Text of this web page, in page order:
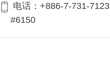
电话：+886-7-731-7123
#6150